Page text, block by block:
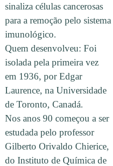
sinaliza células cancerosas
para a remoção pelo sistema
imunológico.
Quem desenvolveu: Foi
isolada pela primeira vez
em 1936, por Edgar
Laurence, na Universidade
de Toronto, Canadá.
Nos anos 90 começou a ser
estudada pelo professor
Gilberto Orivaldo Chierice,
do Instituto de Química de